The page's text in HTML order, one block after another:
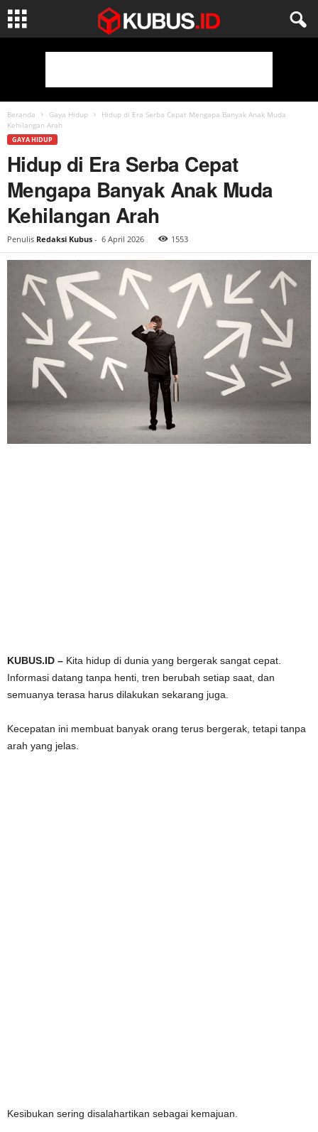
Beranda Gaya Hidup
Hidup di Era Serba Cepat Mengapa Banyak Anak Muda
Kehilangan Arah
GAYA HIDUP
Hidup di Era Serba Cepat
Mengapa Banyak Anak Muda
Kehilangan Arah
Penulis Redaksi Kubus - 6 April 2026 1553
KUBUS.ID – Kita hidup di dunia yang bergerak sangat cepat.
Informasi datang tanpa henti, tren berubah setiap saat, dan
semuanya terasa harus dilakukan sekarang juga.
Kecepatan ini membuat banyak orang terus bergerak, tetapi tanpa
arah yang jelas.
Kesibukan sering disalahartikan sebagai kemajuan.